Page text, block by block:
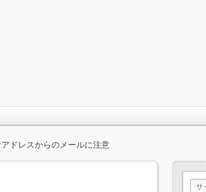
ドレスからのメールに注意